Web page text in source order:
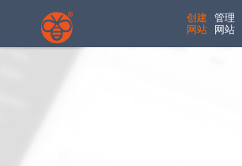
创建
网站
管理
网站